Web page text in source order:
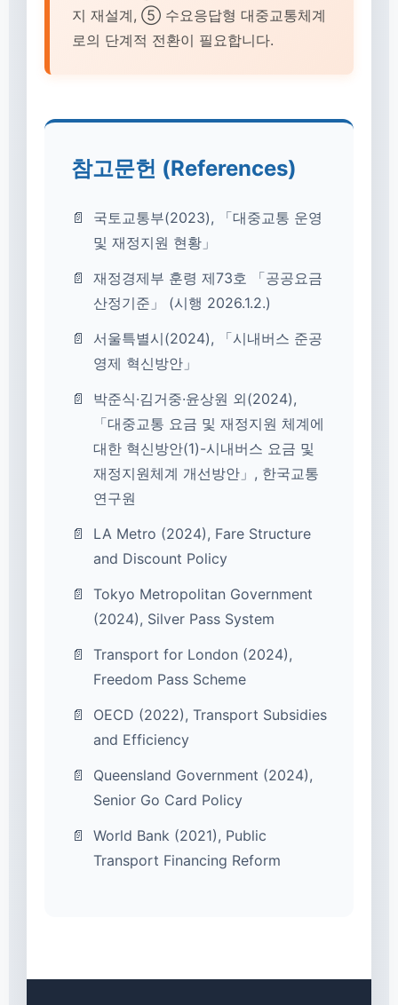
지 재설계, ⑤ 수요응답형 대중교통체계
로의 단계적 전환이 필요합니다.
참고문헌 (References)
국토교통부(2023), 「대중교통 운영
및 재정지원 현황」
재정경제부 훈령 제73호 「공공요금
산정기준」 (시행 2026.1.2.)
서울특별시(2024), 「시내버스 준공
영제 혁신방안」
박준식·김거중·윤상원 외(2024),
「대중교통 요금 및 재정지원 체계에
대한 혁신방안(1)-시내버스 요금 및
재정지원체계 개선방안」, 한국교통
연구원
LA Metro (2024), Fare Structure
and Discount Policy
Tokyo Metropolitan Government
(2024), Silver Pass System
Transport for London (2024),
Freedom Pass Scheme
OECD (2022), Transport Subsidies
and Efficiency
Queensland Government (2024),
Senior Go Card Policy
World Bank (2021), Public
Transport Financing Reform